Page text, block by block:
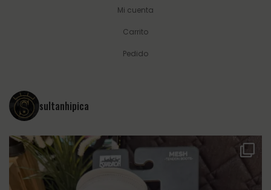
Mi cuenta
Carrito
Pedido
sultanhipica